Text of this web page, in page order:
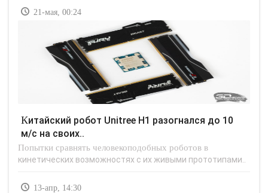
21-мая, 00:24
Китайский робот Unitree H1 разогнался до 10
м/с на своих..
Попытки сравнять человекоподобных роботов в
кинетических возможностях с их живыми прототипами..
13-апр, 14:30